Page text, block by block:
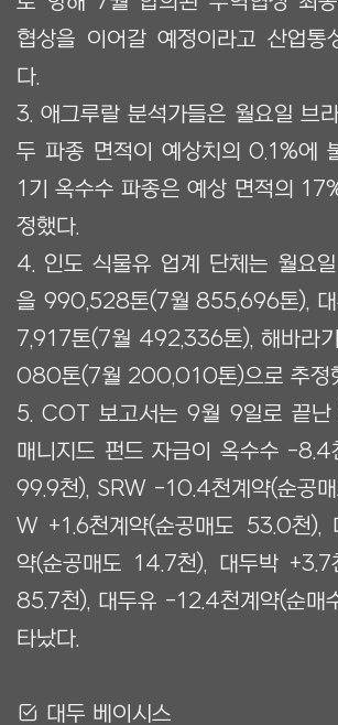
협상을 이어갈 예정이라고 산업통
다.
3. 애그루랄 분석가들은 월요일 브
두 파종 면적이 예상치의 0.1%에
1기 옥수수 파종은 예상 면적의
정했다.
4. 인도 식물유 업계 단체는 월요
을 990,528톤(7월 855,696톤),
7,917톤(7월 492,336톤), 해바라
080톤(7월 200,010톤)으로 추정
5. COT 보고서는 9월 9일로 끝난
매니지드 펀드 자금이 옥수수 -8.4
99.9천), SRW -10.4천계약(순공
W +1.6천계약(순공매도 53.0천),
약(순공매도 14.7천), 대두박 +3.7
85.7천), 대두유 -12.4천계약(순매
타났다.
Ẋ 대두 베이시스